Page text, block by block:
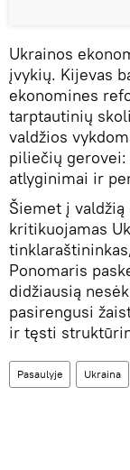
Ukrainos
įvykių. Kijevas
ekonomines
tarptautinių
valdžios
piliečių
atlyginimai ir
Šiemet į
kritikuojamas
Ponomaris
didžiausią
pasirengusi
ir tęsti
Pasaulyje Ukraina